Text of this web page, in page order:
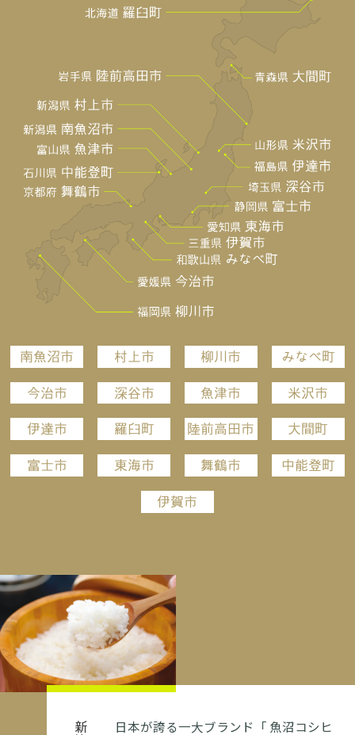
南魚沼市 村上市 柳川市 みなべ町
今治市 深谷市 魚津市 米沢市
伊達市 羅臼町 陸前高田市 大間町
富士市 東海市 舞鶴市 中能登町
伊賀市
日本が誇る一大ブランド「 魚沼コシヒ